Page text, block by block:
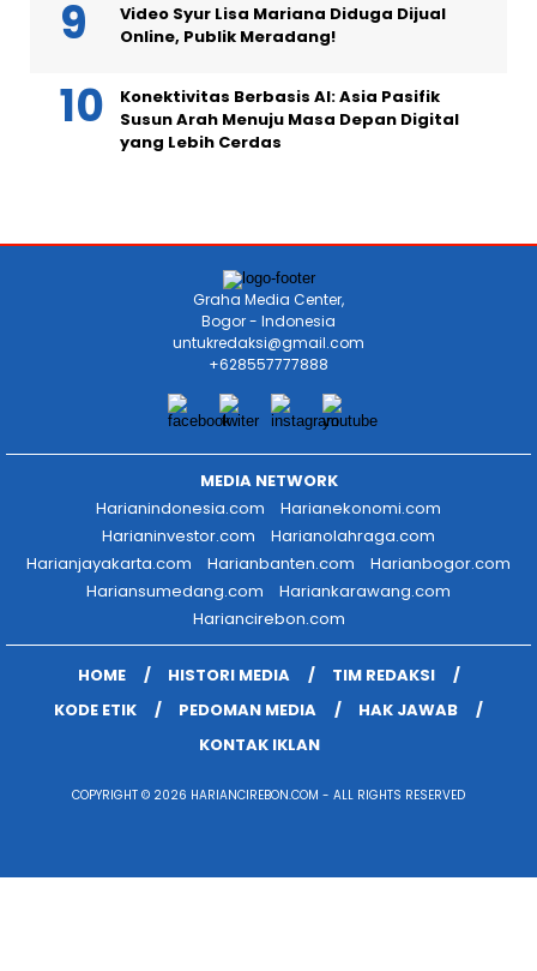
Video Syur Lisa Mariana Diduga Dijual
Online, Publik Meradang!
Konektivitas Berbasis AI: Asia Pasifik
Susun Arah Menuju Masa Depan Digital
yang Lebih Cerdas
Graha Media Center,
Bogor - Indonesia
untukredaksi@gmail.com
+628557777888
MEDIA NETWORK
Harianindonesia.com
Harianekonomi.com
Harianinvestor.com
Harianolahraga.com
Harianjayakarta.com
Harianbanten.com
Harianbogor.com
Hariansumedang.com
Hariankarawang.com
Hariancirebon.com
HOME HISTORI MEDIA
TIM REDAKSI
KODE ETIK
PEDOMAN MEDIA
HAK JAWAB
KONTAK IKLAN
COPYRIGHT © 2026 HARIANCIREBON.COM - ALL RIGHTS RESERVED